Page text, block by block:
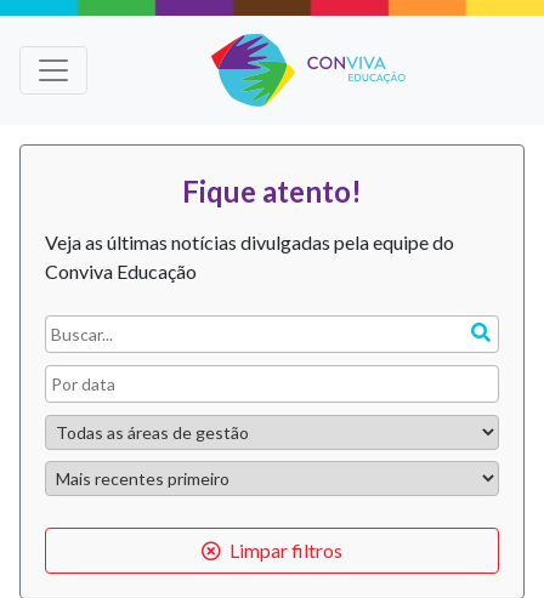
Fique atento!
Veja as últimas notícias divulgadas pela equipe do
Conviva Educação
Limpar filtros